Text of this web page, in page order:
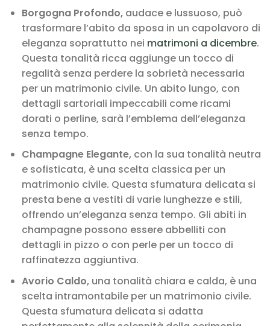
Borgogna Profondo, audace e lussuoso, può
trasformare l’abito da sposa in un capolavoro di
eleganza soprattutto nei matrimoni a dicembre.
Questa tonalità ricca aggiunge un tocco di
regalità senza perdere la sobrietà necessaria
per un matrimonio civile. Un abito lungo, con
dettagli sartoriali impeccabili come ricami
dorati o perline, sarà l’emblema dell’eleganza
senza tempo.
Champagne Elegante,con la sua tonalità neutra
e sofisticata, è una scelta classica per un
matrimonio civile. Questa sfumatura delicata si
presta bene a vestiti di varie lunghezze e stili,
offrendo un’eleganza senza tempo. Gli abiti in
champagne possono essere abbelliti con
dettagli in pizzo o con perle per un tocco di
raffinatezza aggiuntiva.
Avorio Caldo,una tonalità chiara e calda, è una
scelta intramontabile per un matrimonio civile.
Questa sfumatura delicata si adatta